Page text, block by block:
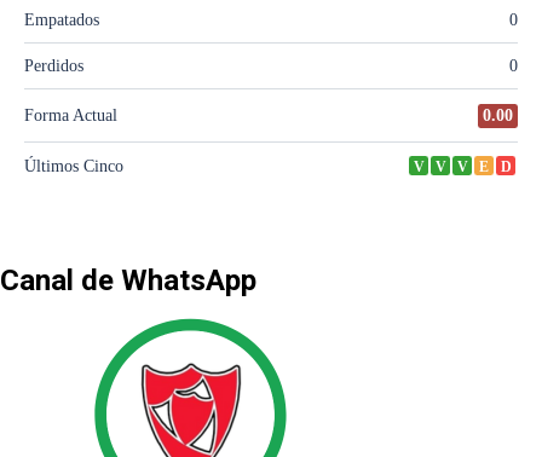
Canal de WhatsApp